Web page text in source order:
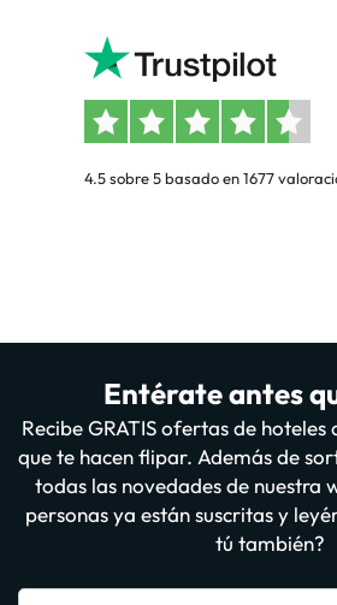
4.5 sobre 5 basado en 1677
Entérate antes
Recibe GRATIS ofertas de hoteles
que te hacen flipar. Además de
todas las novedades de nuestra
personas ya están suscritas y
tú también?